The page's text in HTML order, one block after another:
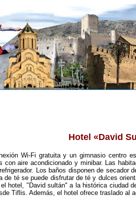
Hotel «David
Wi-Fi gratuita y un gimnasio centro
con aire acondicionado y minibar. Las
Los baños disponen de
de té se puede disfrutar de té y dulces
hotel, "David sultán" a la histórica ciudad
Tiflis. Además, el hotel ofrece traslado al